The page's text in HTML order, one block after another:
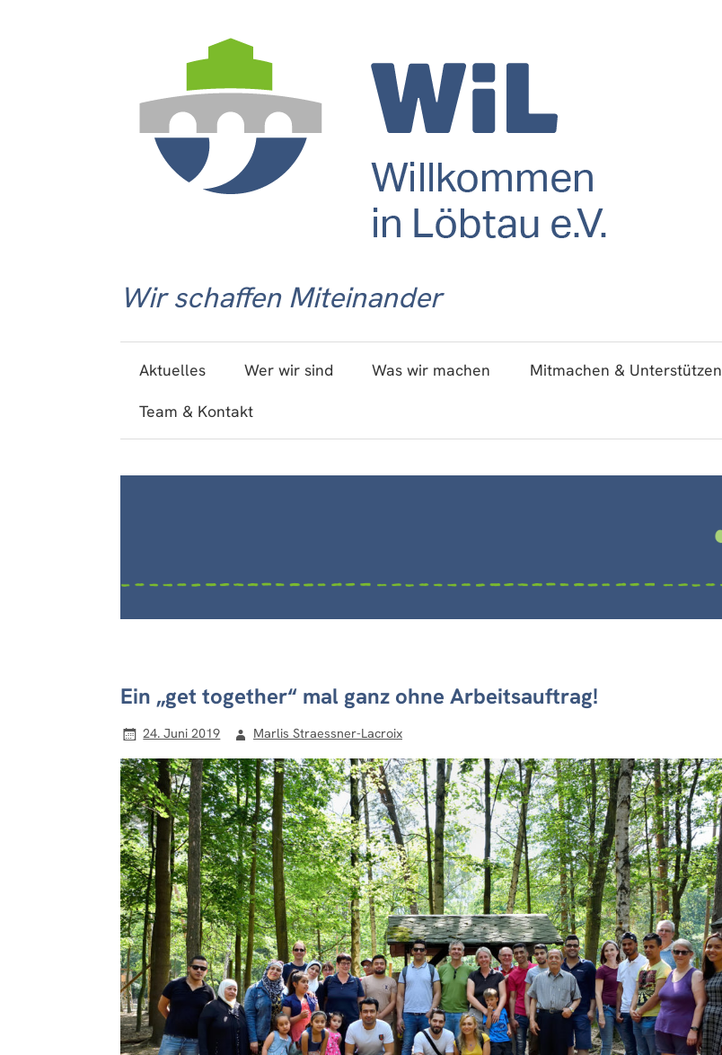
Wir schaffen Miteinander
Aktuelles Wer wir sind Was wir machen Mitmachen & Unterstützen
Team & Kontakt
Ein „get together“ mal ganz ohne Arbeitsauftrag!
24. Juni 2019 Marlis Straessner-Lacroix